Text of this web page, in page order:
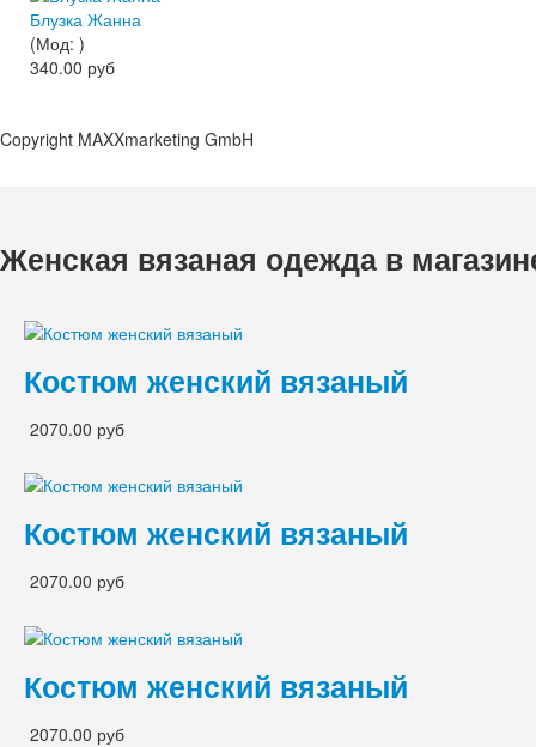
Блузка Жанна
(Мод: )
340.00 руб
Copyright MAXXmarketing GmbH
Женская вязаная одежда в
Костюм женский вязаный
2070.00 руб
Костюм женский вязаный
2070.00 руб
Костюм женский вязаный
2070.00 руб